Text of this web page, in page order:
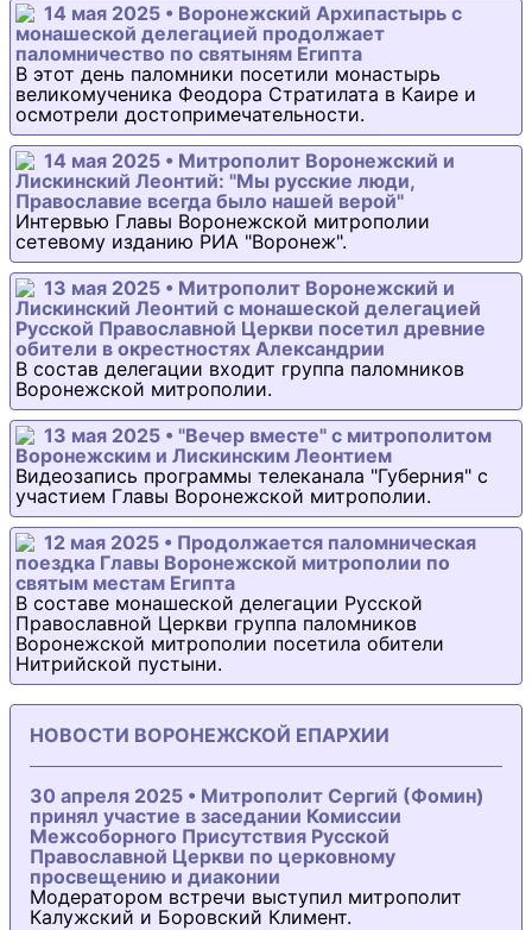
14 мая 2025 • Воронежский Архипастырь с
монашеской делегацией продолжает
паломничество по святыням Египта
В этот день паломники посетили монастырь
великомученика Феодора Стратилата в Каире и
осмотрели достопримечательности.
14 мая 2025 • Митрополит Воронежский и
Лискинский Леонтий: "Мы русские люди,
Православие всегда было нашей верой"
Интервью Главы Воронежской митрополии
сетевому изданию РИА "Воронеж".
13 мая 2025 • Митрополит Воронежский и
Лискинский Леонтий с монашеской делегацией
Русской Православной Церкви посетил древние
обители в окрестностях Александрии
В состав делегации входит группа паломников
Воронежской митрополии.
13 мая 2025 • "Вечер вместе" с митрополитом
Воронежским и Лискинским Леонтием
Видеозапись программы телеканала "Губерния" с
участием Главы Воронежской митрополии.
12 мая 2025 • Продолжается паломническая
поездка Главы Воронежской митрополии по
святым местам Египта
В составе монашеской делегации Русской
Православной Церкви группа паломников
Воронежской митрополии посетила обители
Нитрийской пустыни.
НОВОСТИ ВОРОНЕЖСКОЙ ЕПАРХИИ
30 апреля 2025 • Митрополит Сергий (Фомин)
принял участие в заседании Комиссии
Межсоборного Присутствия Русской
Православной Церкви по церковному
просвещению и диаконии
Модератором встречи выступил митрополит
Калужский и Боровский Климент.